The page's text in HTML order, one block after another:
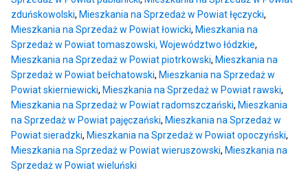
zduńskowolski, Mieszkania na Sprzedaż w Powiat łęczycki,
Mieszkania na Sprzedaż w Powiat łowicki, Mieszkania na
Sprzedaż w Powiat tomaszowski, Województwo łódzkie,
Mieszkania na Sprzedaż w Powiat piotrkowski, Mieszkania na
Sprzedaż w Powiat bełchatowski, Mieszkania na Sprzedaż w
Powiat skierniewicki, Mieszkania na Sprzedaż w Powiat rawski,
Mieszkania na Sprzedaż w Powiat radomszczański, Mieszkania
na Sprzedaż w Powiat pajęczański, Mieszkania na Sprzedaż w
Powiat sieradzki, Mieszkania na Sprzedaż w Powiat opoczyński,
Mieszkania na Sprzedaż w Powiat wieruszowski, Mieszkania na
Sprzedaż w Powiat wieluński